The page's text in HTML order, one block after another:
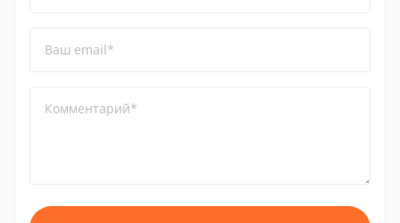
Ваш email*
Комментарий*